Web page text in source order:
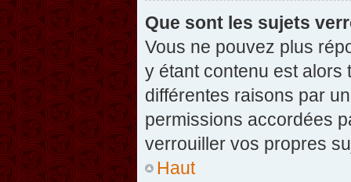
Que sont les sujets
Vous ne pouvez plus
y étant contenu est alors
différentes raisons par
permissions accordées
verrouiller vos propres
Haut